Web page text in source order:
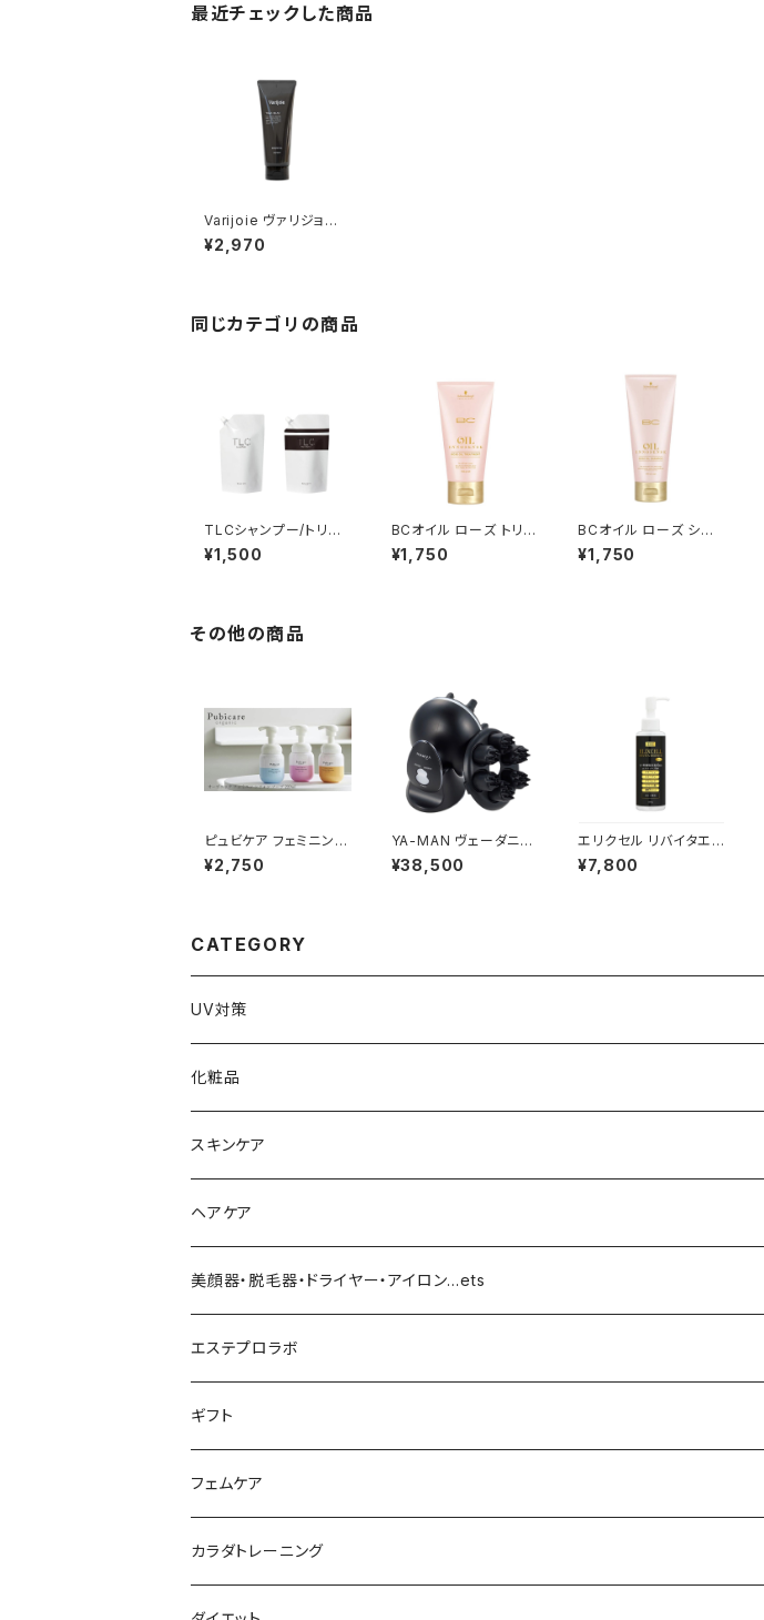
最近チェックした商品
Varijoie ヴァリジョア
トリートメント 230g
¥2,970
同じカテゴリの商品
TLCシャンプー/トリー
トメント
¥1,500
BCオイル ローズ トリー
トメント 150g
¥1,750
BCオイル ローズ シャ
ンプー 200ml
¥1,750
その他の商品
ピュビケア フェミニンシ
¥2,750
YA-MAN ヴェーダニー
ドルスパ デュアル YJH
E0B
¥38,500
エリクセル リバイタエッ
センスPro 150ml
¥7,800
CATEGORY
UV対策
化粧品
化粧下地
ファンデーション／パウダー
クッションファンデーション
リキッドファンデ
マスカラ／眉毛／アイシャドー
リップ／チーク
アイライナー
日焼け止め
スキンケア
導入化粧水／化粧水
美容液／アイクリーム
クリーム・乳液
クレンジング／洗顔
パック
ボディ＆ハンドクリーム
ヘアケア
ヘアシャンプー／トリートメント
つるりんちょ
ヘアケア
スタイリング剤
育毛
コーム
美顔器・脱毛器・ドライヤー・アイロン…ets
MY TREX（マイトレックス）
KINUJO （絹女）
ヤーマン
ダイソン
エステプロラボ
ファスティング
サプリ・ハーブティー
ギフト
【ギフトチケット】お店で使える
母の日ギフト
【ギフトチケット】オンラインサイトで使える
フェムケア
洗う（フェミニンウォッシュ）
カラダトレーニング